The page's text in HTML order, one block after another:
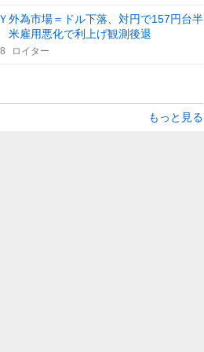
外為市場＝ドル下落、対円で157円台半
雇用悪化で利上げ観測後退
ロイター
もっと見る